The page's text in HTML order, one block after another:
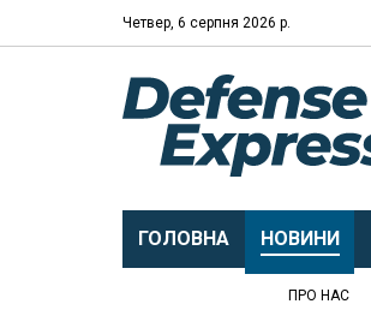
Четвер, 6 серпня 2026 р.
ГОЛОВНА НОВИНИ
ПРО НАС